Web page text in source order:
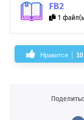
FB2
1
Нравится 10